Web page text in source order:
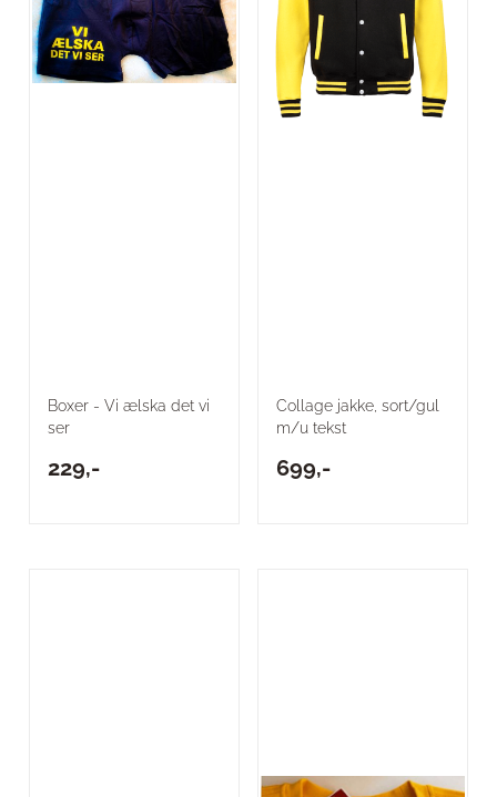
Boxer - Vi ælska det vi
ser
229,-
Collage jakke, sort/gul
m/u tekst
699,-